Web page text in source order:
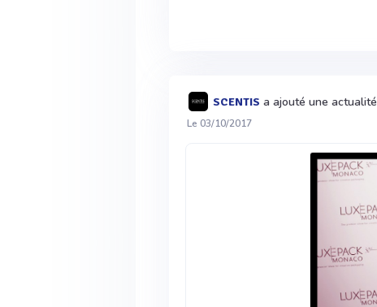
SCENTIS a ajouté une actualité
Le 03/10/2017